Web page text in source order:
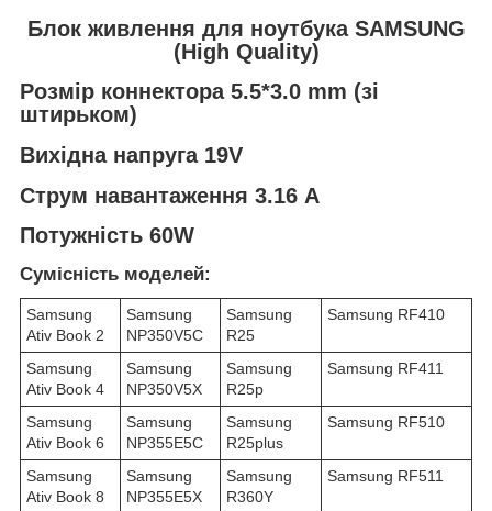
Блок живлення для ноутбука SAMSUNG
(High Quality)
Розмір коннектора 5.5*3.0 mm (зі
штирьком)
Вихідна напруга 19V
Струм навантаження 3.16 А
Потужність 60W
Сумісність моделей:
Samsung
Ativ Book 2
Samsung
NP350V5C
Samsung
R25
Samsung RF410
Samsung
Ativ Book 4
Samsung
NP350V5X
Samsung
R25p
Samsung RF411
Samsung
Ativ Book 6
Samsung
NP355E5C
Samsung
R25plus
Samsung RF510
Samsung
Ativ Book 8
Samsung
NP355E5X
Samsung
R360Y
Samsung RF511